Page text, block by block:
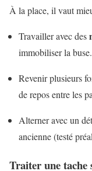
À la place, il vaut
Travailler avec des
immobiliser la buse.
Revenir plusieurs
de repos entre les
Alterner avec un
ancienne (testé
Traiter une tache